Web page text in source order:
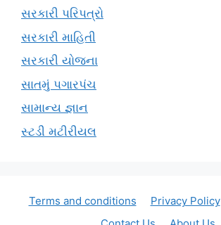
સરકારી પરિપત્રો
સરકારી માહિતી
સરકારી યોજના
સાતમું પગારપંચ
સામાન્ય જ્ઞાન
સ્ટડી મટીરીયલ
Terms and conditions Privacy Policy